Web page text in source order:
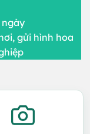
ngày
gửi hình hoa